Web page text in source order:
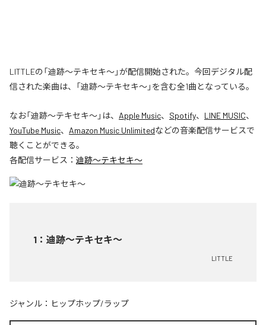
LITTLEの「迪跡〜テキセキ〜」が配信開始された。今回デジタル配
信された楽曲は、「迪跡〜テキセキ〜」を含む全1曲となっている。
なお「迪跡〜テキセキ〜」は、 Apple Music、 Spotify、 LINE MUSIC、
YouTube Music、 Amazon Music Unlimitedなどの音楽配信サービスで
聴くことができる。
各配信サービス： 迪跡〜テキセキ〜
1 ： 迪跡〜テキセキ〜
LITTLE
ジャンル： ヒップホップ/ラップ